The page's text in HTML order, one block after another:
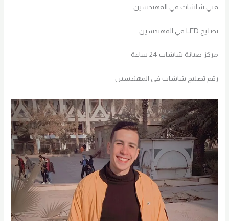
فني شاشات في المهندسين
تصليح LED في المهندسين
مركز صيانة شاشات 24 ساعة
رقم تصليح شاشات في المهندسين